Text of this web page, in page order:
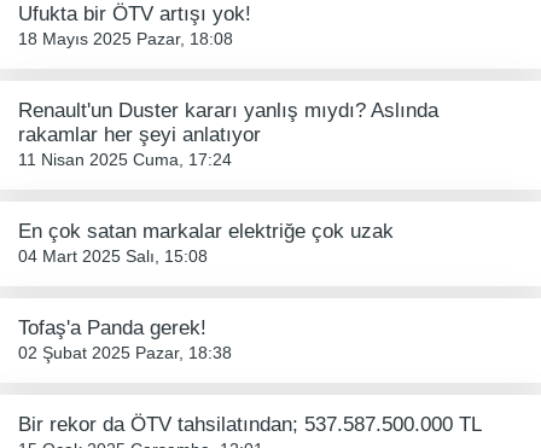
Ufukta bir ÖTV artışı yok!
18 Mayıs 2025 Pazar, 18:08
Renault'un Duster kararı yanlış mıydı? Aslında
rakamlar her şeyi anlatıyor
11 Nisan 2025 Cuma, 17:24
En çok satan markalar elektriğe çok uzak
04 Mart 2025 Salı, 15:08
Tofaş'a Panda gerek!
02 Şubat 2025 Pazar, 18:38
Bir rekor da ÖTV tahsilatından; 537.587.500.000 TL